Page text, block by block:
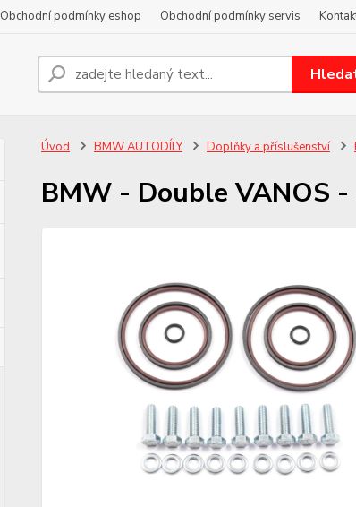
Obchodní podmínky eshop Obchodní podmínky servis
Úvod BMW AUTODÍLY Doplňky a příslušenství
BMW - Double VANOS